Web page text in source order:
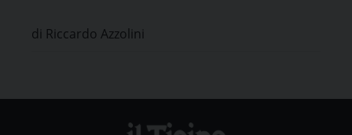
di Riccardo Azzolini